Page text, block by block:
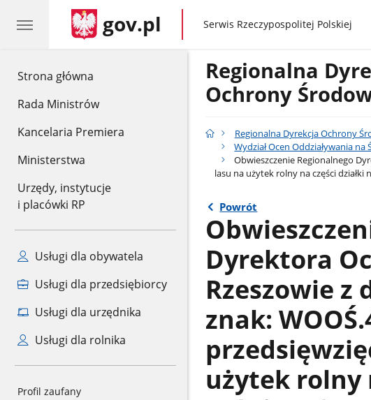
Strona główna
Rada Ministrów
Kancelaria Premiera
Ministerstwa
Urzędy, instytucje
i placówki RP
Usługi dla obywatela
Usługi dla przedsiębiorcy
Usługi dla urzędnika
Usługi dla rolnika
Profil zaufany
gov.pl gov.pl
Serwis Rzeczypospolitej Polskiej
Regionalna
Ochrony
Regionalna Dyrekcja Ochrony
Wydział Ocen Oddziaływania na
Obwieszczenie Regionalnego
lasu na użytek rolny na części działki
Powrót
Dyrektora
Rzeszowie z
znak:
użytek rolny